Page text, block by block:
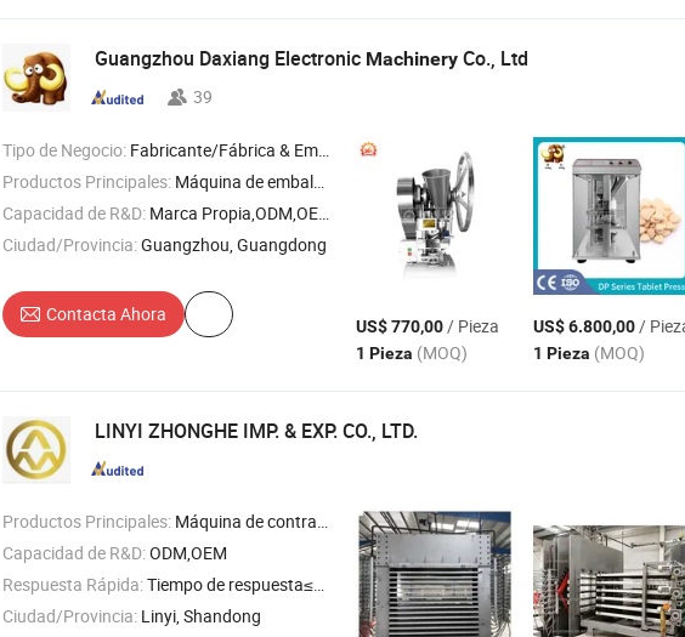
Guangzhou Daxiang Electronic Machinery Co., Ltd
39
Tipo de Negocio: Fabricante/Fábrica & Empresa Comercial
Productos Principales: Máquina de embalaje en blíster , máquina de embalaje multifuncional , máquina de prensado de tabletas , máquina de llenado de cápsulas , máquina de fabricación de píldoras
Capacidad de R&D: Marca Propia,ODM,OEM
Ciudad/Provincia:Guangzhou, Guangdong
Contacta Ahora
US$ 770,00/ Pieza
1 Pieza (MOQ)
US$ 6.800,00/
1 Pieza (MOQ)
LINYI ZHONGHE IMP. & EXP. CO., LTD.
Productos Principales: Máquina de contrachapado , máquina de tablero de partículas OSB , máquina de prensado en caliente para contrachapado , máquina de tablero de fibra MDF HDF , máquina de pelado de chapa de madera
Capacidad de R&D:ODM,OEM
Respuesta Rápida:Tiempo de respuesta≤3h
Ciudad/Provincia: Linyi, Shandong